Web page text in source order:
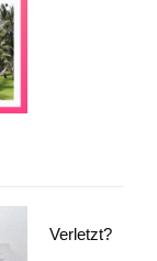
Verletzt?